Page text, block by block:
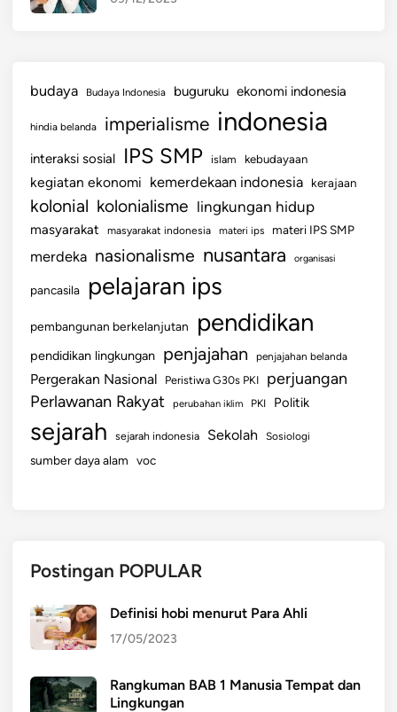
budaya Budaya Indonesia buguruku ekonomi indonesia
hindia belanda imperialisme indonesia
interaksi sosial IPS SMP islam kebudayaan
kegiatan ekonomi kemerdekaan indonesia kerajaan
kolonial kolonialisme lingkungan hidup
masyarakat masyarakat indonesia materi ips materi IPS SMP
merdeka nasionalisme nusantara organisasi
pancasila pelajaran ips
pembangunan berkelanjutan pendidikan
pendidikan lingkungan penjajahan penjajahan belanda
Pergerakan Nasional Peristiwa G30s PKI perjuangan
Perlawanan Rakyat perubahan iklim PKI Politik
sejarah sejarah indonesia Sekolah Sosiologi
sumber daya alam voc
Postingan POPULAR
Definisi hobi menurut Para Ahli
17/05/2023
Rangkuman BAB 1 Manusia Tempat dan
Lingkungan